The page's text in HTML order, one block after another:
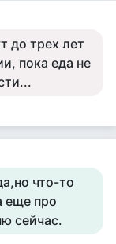
до трех лет
пока еда не
что-то
еще про
сейчас.